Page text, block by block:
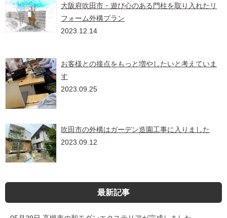
大阪府吹田市・遊び心のある門柱を取り入れたリ
フォーム外構プラン
2023.12.14
お客様との接点をもっと増やしたいと考えていま
す
2023.09.25
吹田市の外構はガーデン造園工事に入りました
2023.09.12
最新記事